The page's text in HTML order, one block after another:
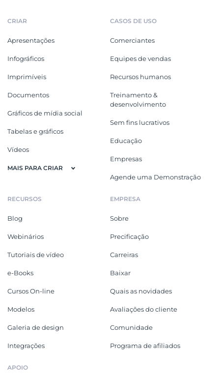
CRIAR
Apresentações
Infográficos
Imprimíveis
Documentos
Gráficos de mídia social
Tabelas e gráficos
Vídeos
MAIS PARA CRIAR
CASOS DE USO
Comerciantes
Equipes de vendas
Recursos humanos
Treinamento &
desenvolvimento
Sem fins lucrativos
Educação
Empresas
Agende uma Demonstração
RECURSOS
Blog
Webinários
Tutoriais de vídeo
e-Books
Cursos On-line
Modelos
Galeria de design
Integrações
EMPRESA
Sobre
Precificação
Carreiras
Baixar
Quais as novidades
Avaliações do cliente
Comunidade
Programa de afiliados
APOIO